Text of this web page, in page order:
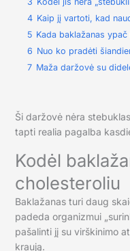
4 Kaip jį vartoti, kad
5 Kada baklažanas ypač
6 Nuo ko pradėti
7 Maža daržovė su
Ši daržovė nėra
tapti realia pagalba
Kodėl
cholesteroliu
Baklažanas turi daug
padeda organizmui
pašalinti jį su virškinimo
kraują.